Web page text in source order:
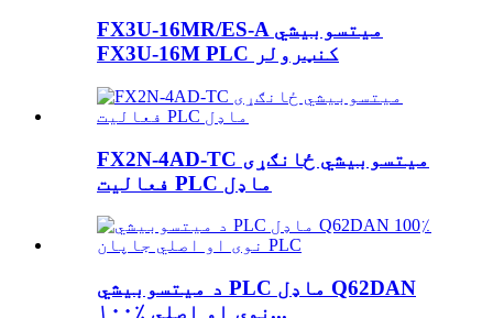
FX3U-16MR/ES-A میتسوبیشي
FX3U-16M PLC کنټرولر
FX2N-4AD-TC میتسوبیشي ځانګړی
فعالیت PLC ماډل
د میتسوبیشي PLC ماډل Q62DAN
۱۰۰٪ نوی او اصلي...